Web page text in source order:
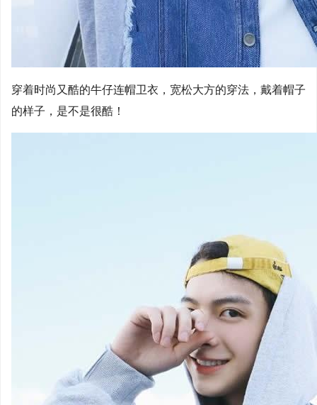
穿着时尚又酷的牛仔连帽卫衣，宽松大方的穿法，戴着帽子
的样子，是不是很酷！